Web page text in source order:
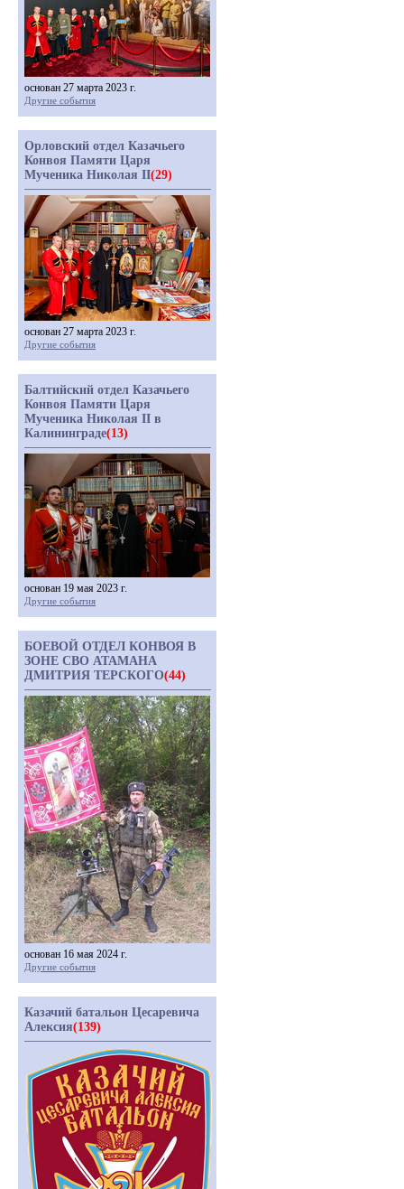
основан 27 марта 2023 г.
Другие события
Орловский отдел Казачьего
Конвоя Памяти Царя
Мученика Николая II(29)
основан 27 марта 2023 г.
Другие события
Балтийский отдел Казачьего
Конвоя Памяти Царя
Мученика Николая II в
Калининграде(13)
основан 19 мая 2023 г.
Другие события
БОЕВОЙ ОТДЕЛ КОНВОЯ В
ЗОНЕ СВО АТАМАНА
ДМИТРИЯ ТЕРСКОГО(44)
основан 16 мая 2024 г.
Другие события
Казачий батальон Цесаревича
Алексия(139)